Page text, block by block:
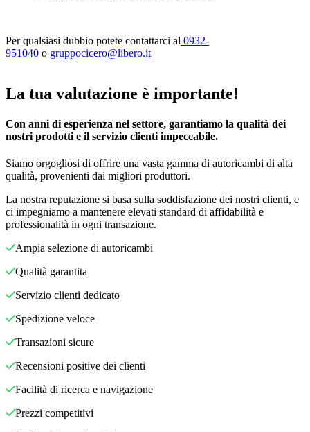
Per qualsiasi dubbio potete contattarci al 0932-
951040 o gruppocicero@libero.it
La tua valutazione è importante!
Con anni di esperienza nel settore, garantiamo la qualità dei
nostri prodotti e il servizio clienti impeccabile.
Siamo orgogliosi di offrire una vasta gamma di autoricambi di alta
qualità, provenienti dai migliori produttori.
La nostra reputazione si basa sulla soddisfazione dei nostri clienti, e
ci impegniamo a mantenere elevati standard di affidabilità e
professionalità in ogni transazione.
Ampia selezione di autoricambi
Qualità garantita
Servizio clienti dedicato
Spedizione veloce
Transazioni sicure
Recensioni positive dei clienti
Facilità di ricerca e navigazione
Prezzi competitivi